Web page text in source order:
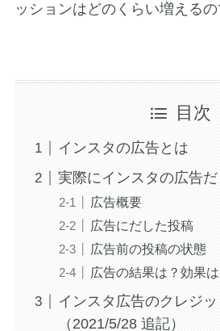
ッションはどのくらい増える
目次
インスタの広告とは
実際にインスタの広告
広告概要
広告にだした投稿
広告前の投稿の状態
広告の結果は？効果
インスタ広告のクレジ
（2021/5/28 追記）